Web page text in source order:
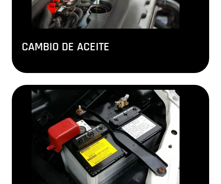
CAMBIO DE ACEITE